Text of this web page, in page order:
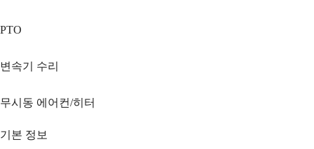
PTO
변속기 수리
무시동 에어컨/히터
기본 정보